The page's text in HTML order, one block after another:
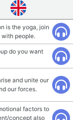
is the yoga, join
with people.
do you want
and unite our
our forces.
factors to
concept also